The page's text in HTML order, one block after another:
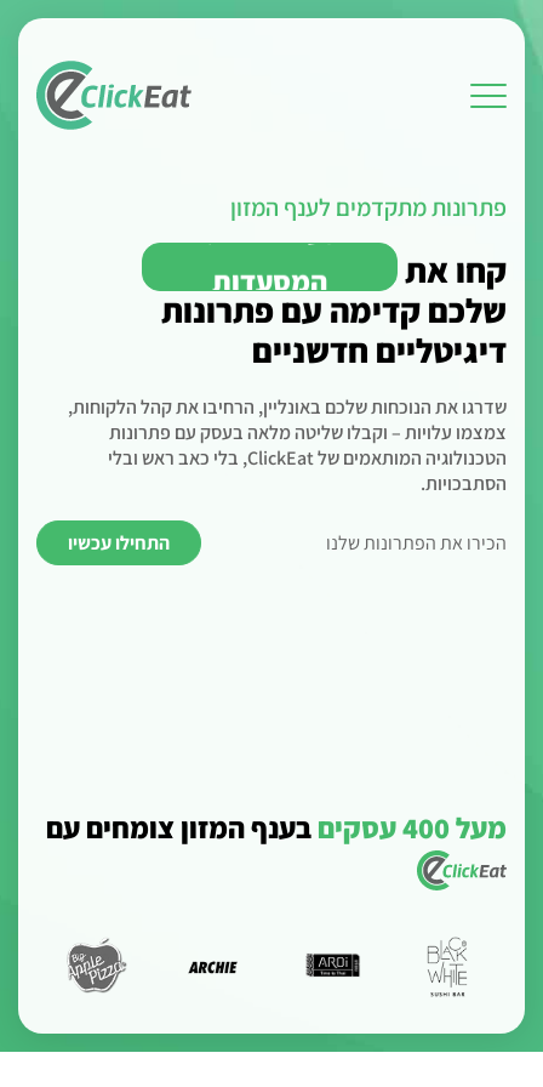
לתוכן
פתרונות מתקדמים לענף המזון
קחו את
המסעדות
הקייטרינג
המעדניות
הקצביות
חנויות הדגים
הארוחות המוכנות
רשתות המסעדות
שלכם קדימה עם פתרונות
דיגיטליים חדשניים
שדרגו את הנוכחות שלכם באונליין, הרחיבו את קהל הלקוחות,
צמצמו עלויות – וקבלו שליטה מלאה בעסק עם פתרונות
הטכנולוגיה המותאמים של ClickEat, בלי כאב ראש ובלי
הסתבכויות.
הכירו את הפתרונות שלנו התחילו עכשיו
מעל 400 עסקים בענף המזון צומחים עם